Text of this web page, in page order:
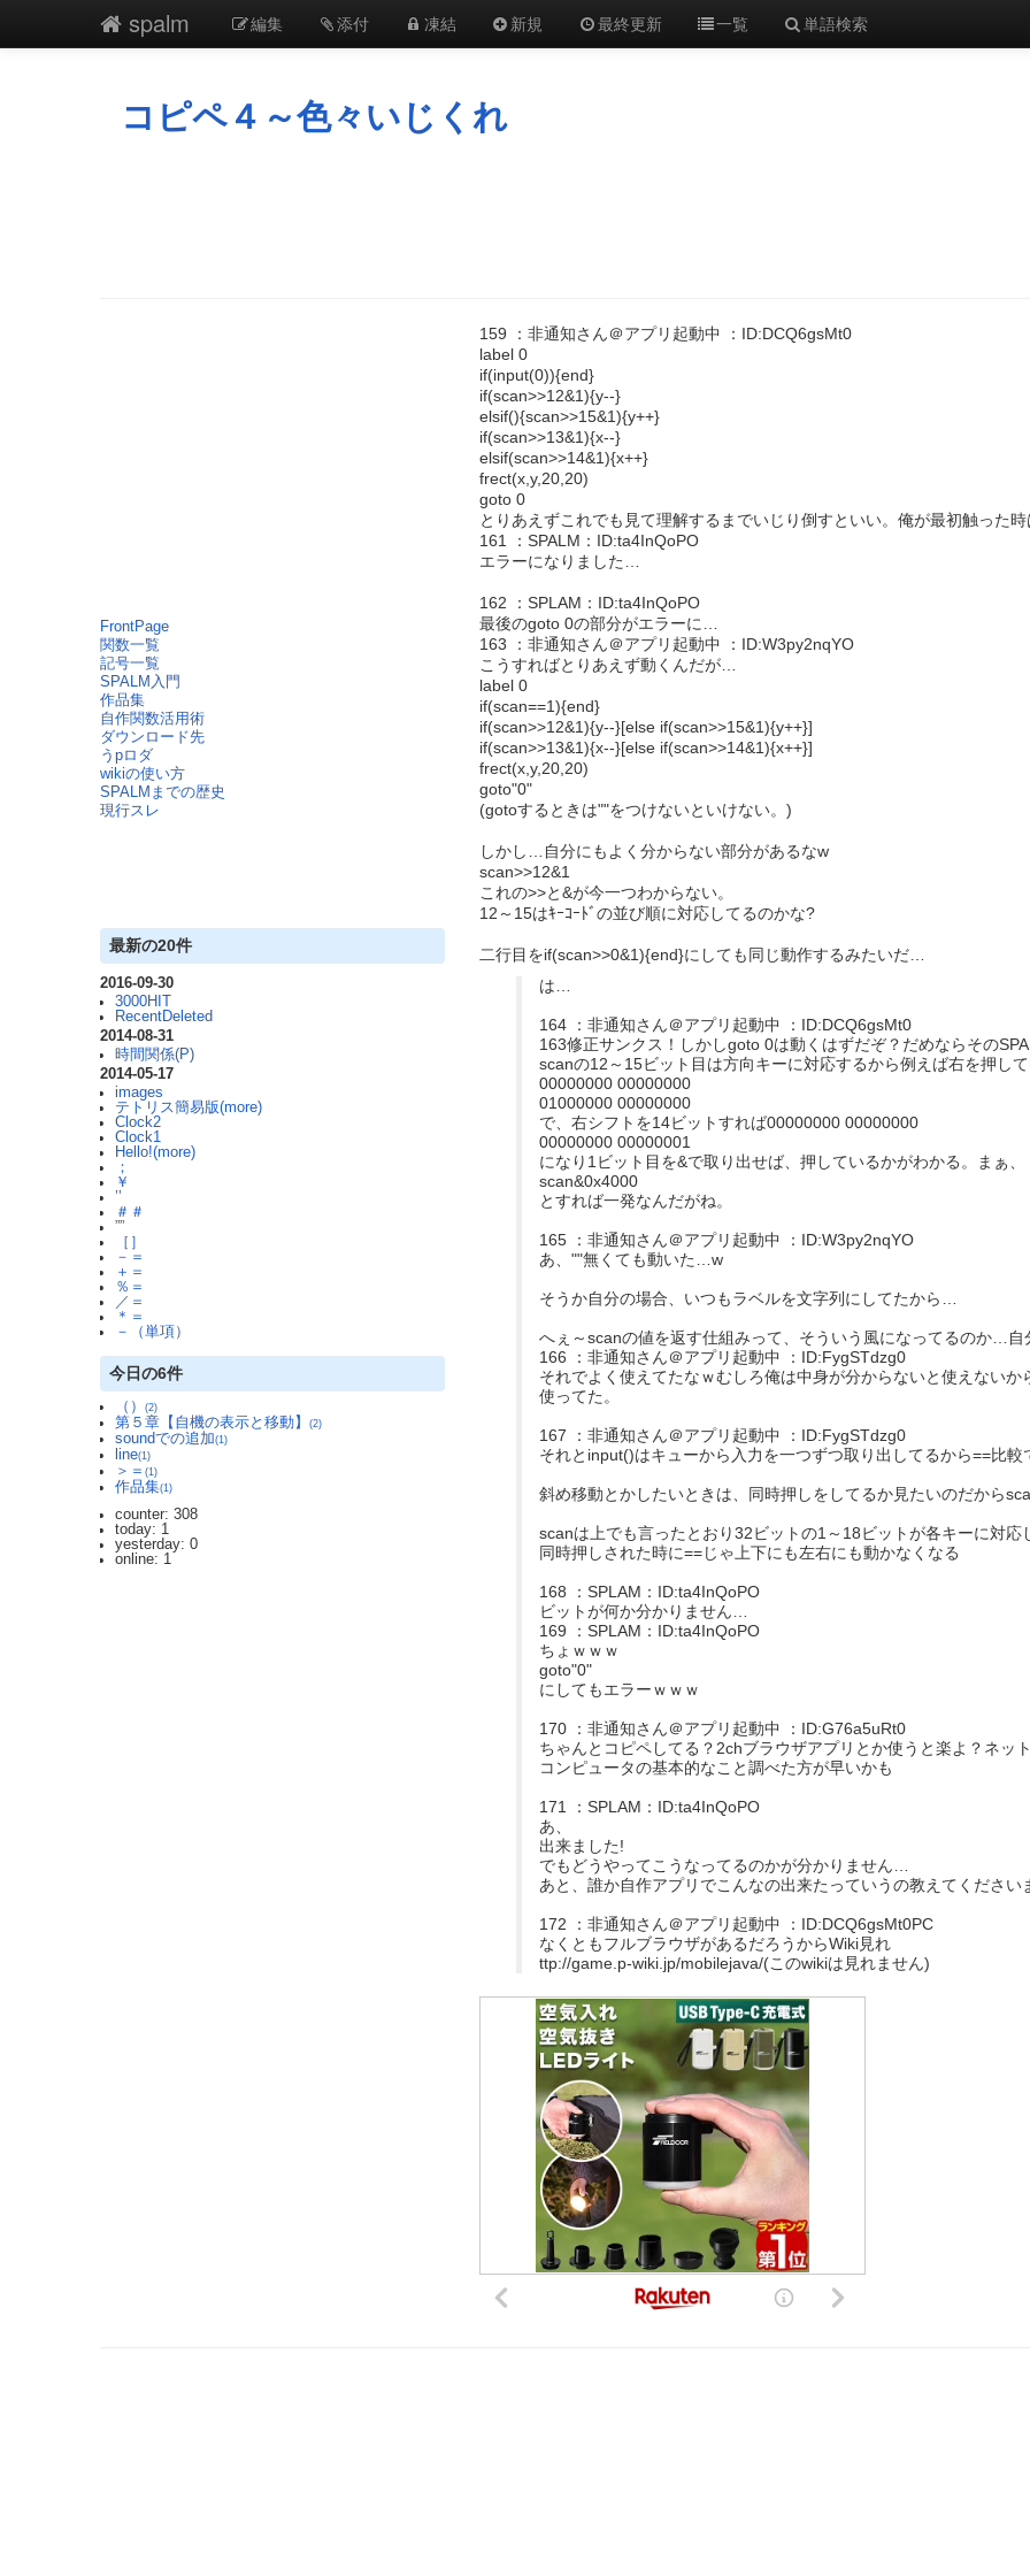
spalm 編集 添付 凍結 新規 最終更新 一覧 単語検索
コピペ４～色々いじくれ
FrontPage
関数一覧
記号一覧
SPALM入門
作品集
自作関数活用術
ダウンロード先
うpロダ
wikiの使い方
SPALMまでの歴史
現行スレ
最新の20件
2016-09-30
3000HIT
RecentDeleted
2014-08-31
時間関係(P)
2014-05-17
images
テトリス簡易版(more)
Clock2
Clock1
Hello!(more)
；
￥
’’
＃＃
””
［］
－＝
＋＝
％＝
／＝
＊＝
－（単項）
今日の6件
（） (2)
第５章【自機の表示と移動】 (2)
soundでの追加(1)
line(1)
＞＝ (1)
作品集(1)
counter: 308
today: 1
yesterday: 0
online: 1
159 ：非通知さん＠アプリ起動中 ：ID:DCQ6gsMt0
label 0
if(input(0)){end}
if(scan>>12&1){y--}
elsif(){scan>>15&1){y++}
if(scan>>13&1){x--}
elsif(scan>>14&1){x++}
frect(x,y,20,20)
goto 0
とりあえずこれでも見て理解するまでいじり倒すといい。俺が最初触った
161 ：SPALM：ID:ta4InQoPO
エラーになりました…
162 ：SPLAM：ID:ta4InQoPO
最後のgoto 0の部分がエラーに…
163 ：非通知さん＠アプリ起動中 ：ID:W3py2nqYO
こうすればとりあえず動くんだが…
label 0
if(scan==1){end}
if(scan>>12&1){y--}[else if(scan>>15&1){y++}]
if(scan>>13&1){x--}[else if(scan>>14&1){x++}]
frect(x,y,20,20)
goto"0"
(gotoするときは""をつけないといけない。)
しかし…自分にもよく分からない部分があるなw
scan>>12&1
これの>>と&が今一つわからない。
12～15はｷｰｺｰﾄﾞの並び順に対応してるのかな?
二行目をif(scan>>0&1){end}にしても同じ動作するみたいだ…
は…
164 ：非通知さん＠アプリ起動中 ：ID:DCQ6gsMt0
163修正サンクス！しかしgoto 0は動くはずだぞ？だめならその
scanの12～15ビット目は方向キーに対応するから例えば右を押し
00000000 00000000
01000000 00000000
で、右シフトを14ビットすれば00000000 00000000
00000000 00000001
になり1ビット目を&で取り出せば、押しているかがわかる。まぁ、
scan&0x4000
とすれば一発なんだがね。
165 ：非通知さん＠アプリ起動中 ：ID:W3py2nqYO
あ、""無くても動いた…w
そうか自分の場合、いつもラベルを文字列にしてたから…
へぇ～scanの値を返す仕組みって、そういう風になってるのか…自
166 ：非通知さん＠アプリ起動中 ：ID:FygSTdzg0
それでよく使えてたなｗむしろ俺は中身が分からないと使えない
使ってた。
167 ：非通知さん＠アプリ起動中 ：ID:FygSTdzg0
それとinput()はキューから入力を一つずつ取り出してるから==比較
斜め移動とかしたいときは、同時押しをしてるか見たいのだから
scanは上でも言ったとおり32ビットの1～18ビットが各キーに対応
同時押しされた時に==じゃ上下にも左右にも動かなくなる
168 ：SPLAM：ID:ta4InQoPO
ビットが何か分かりません…
169 ：SPLAM：ID:ta4InQoPO
ちょｗｗｗ
goto"0"
にしてもエラーｗｗｗ
170 ：非通知さん＠アプリ起動中 ：ID:G76a5uRt0
ちゃんとコピペしてる？2chブラウザアプリとか使うと楽よ？ネッ
コンピュータの基本的なこと調べた方が早いかも
171 ：SPLAM：ID:ta4InQoPO
あ、
出来ました!
でもどうやってこうなってるのかが分かりません…
あと、誰か自作アプリでこんなの出来たっていうの教えてください
172 ：非通知さん＠アプリ起動中 ：ID:DCQ6gsMt0PC
なくともフルブラウザがあるだろうからWiki見れ
ttp://game.p-wiki.jp/mobilejava/(このwikiは見れません)